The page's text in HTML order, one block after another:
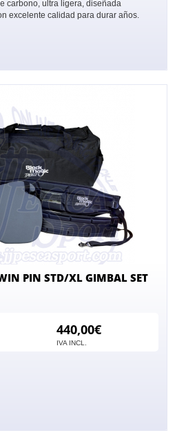
carbono, ultra ligera, diseñada
excelente calidad para durar años.
PIN STD/XL GIMBAL SET
440,00€
IVA INCL.